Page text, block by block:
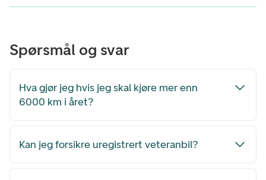
Spørsmål og svar
Hva gjør jeg hvis jeg skal kjøre mer enn
6000 km i året?
Kan jeg forsikre uregistrert veteranbil?